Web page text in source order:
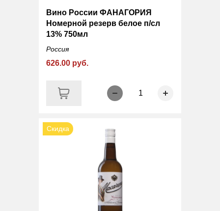
Вино России ФАНАГОРИЯ
Номерной резерв белое п/сл
13% 750мл
Россия
626.00 руб.
1
Скидка